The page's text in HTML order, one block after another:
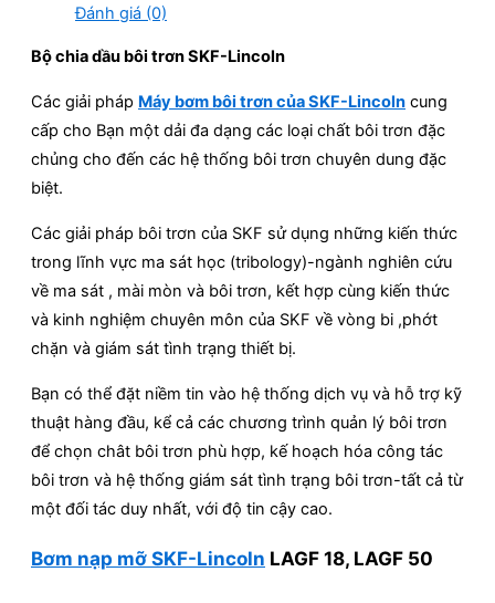
Đánh giá (0)
Bộ chia dầu bôi trơn SKF-Lincoln
Các giải pháp Máy bơm bôi trơn của SKF-Lincoln cung
cấp cho Bạn một dải đa dạng các loại chất bôi trơn đặc
chủng cho đến các hệ thống bôi trơn chuyên dung đặc
biệt.
Các giải pháp bôi trơn của SKF sử dụng những kiến thức
trong lĩnh vực ma sát học (tribology)-ngành nghiên cứu
về ma sát , mài mòn và bôi trơn, kết hợp cùng kiến thức
và kinh nghiệm chuyên môn của SKF về vòng bi ,phớt
chặn và giám sát tình trạng thiết bị.
Bạn có thể đặt niềm tin vào hệ thống dịch vụ và hỗ trợ kỹ
thuật hàng đầu, kể cả các chương trình quản lý bôi trơn
để chọn chât bôi trơn phù hợp, kế hoạch hóa công tác
bôi trơn và hệ thống giám sát tình trạng bôi trơn-tất cả từ
một đối tác duy nhất, với độ tin cậy cao.
Bơm nạp mỡ SKF-Lincoln LAGF 18, LAGF 50